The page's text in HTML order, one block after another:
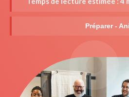
Préparer -